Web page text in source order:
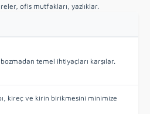
ofis mutfakları, yazlıklar.
bozmadan temel ihtiyaçları karşılar.
kireç ve kirin birikmesini minimize